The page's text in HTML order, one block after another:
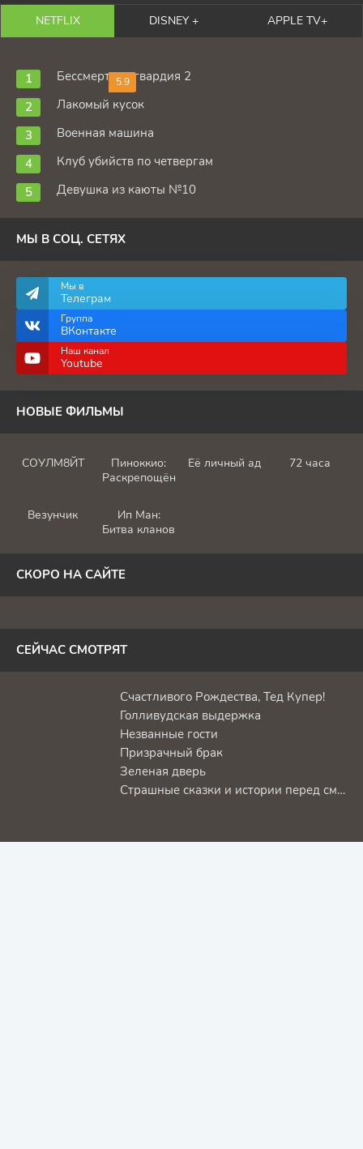
NETFLIX DISNEY + APPLE TV+
5.9
Бессмертная гвардия 2
Лакомый кусок
Военная машина
Клуб убийств по четвергам
Девушка из каюты №10
МЫ В СОЦ. СЕТЯХ
Мы в
Телеграм
Группа
ВКонтакте
Наш канал
Youtube
НОВЫЕ ФИЛЬМЫ
СОУЛМ8ЙТ
Пиноккио:
Раскрепощённый
Её личный ад 72 часа
Везунчик
Ип Ман:
Битва кланов
СКОРО НА САЙТЕ
СЕЙЧАС СМОТРЯТ
Счастливого Рождества, Тед Купер!
Голливудская выдержка
Незванные гости
Призрачный брак
Зеленая дверь
Страшные сказки и истории перед смертью